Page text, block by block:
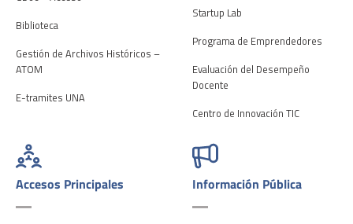
Biblioteca
Gestión de Archivos Históricos –
ATOM
E-tramites UNA
Startup Lab
Programa de Emprendedores
Evaluación del Desempeño
Docente
Centro de Innovación TIC
Accesos Principales Información Pública